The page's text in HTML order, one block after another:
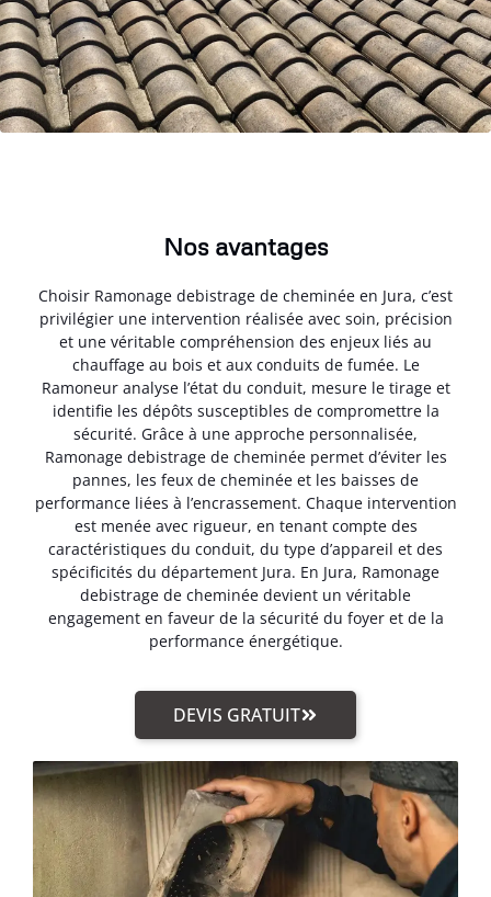
Nos avantages
Choisir Ramonage debistrage de cheminée en Jura, c’est
privilégier une intervention réalisée avec soin, précision
et une véritable compréhension des enjeux liés au
chauffage au bois et aux conduits de fumée. Le
Ramoneur analyse l’état du conduit, mesure le tirage et
identifie les dépôts susceptibles de compromettre la
sécurité. Grâce à une approche personnalisée,
Ramonage debistrage de cheminée permet d’éviter les
pannes, les feux de cheminée et les baisses de
performance liées à l’encrassement. Chaque intervention
est menée avec rigueur, en tenant compte des
caractéristiques du conduit, du type d’appareil et des
spécificités du département Jura. En Jura, Ramonage
debistrage de cheminée devient un véritable
engagement en faveur de la sécurité du foyer et de la
performance énergétique.
DEVIS GRATUIT